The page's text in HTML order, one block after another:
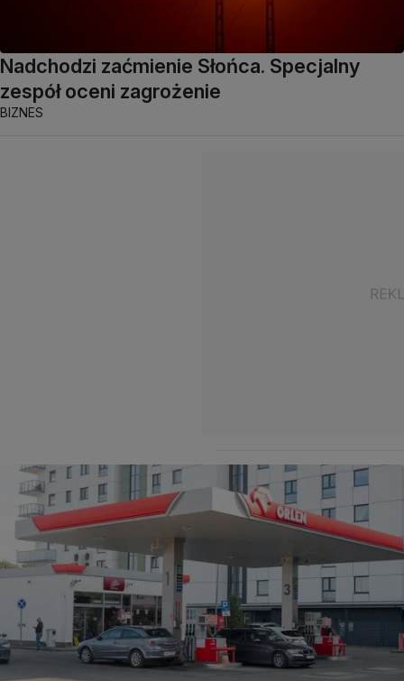
Nadchodzi zaćmienie Słońca. Specjalny
zespół oceni zagrożenie
BIZNES